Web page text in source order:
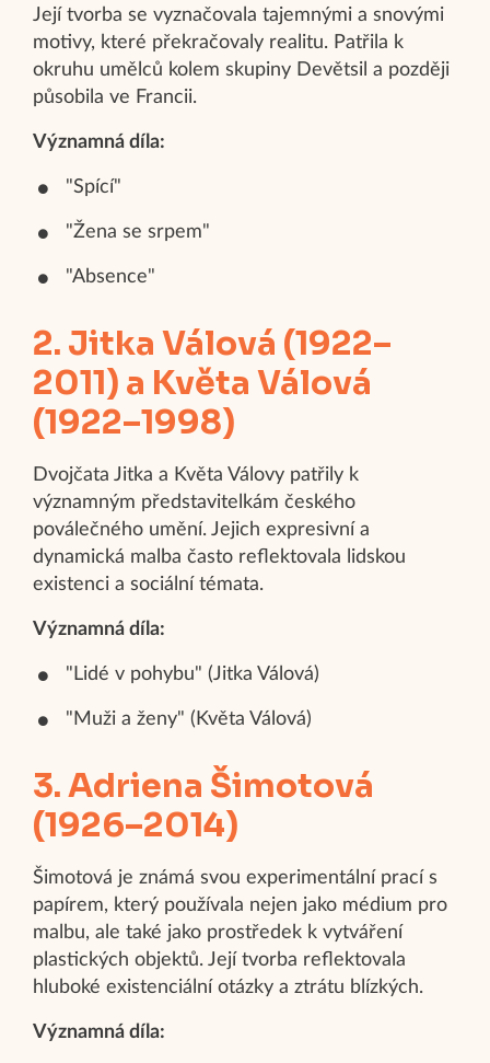
Její tvorba se vyznačovala tajemnými a snovými
motivy, které překračovaly realitu. Patřila k
okruhu umělců kolem skupiny Devětsil a později
působila ve Francii.
Významná díla:
"Spící"
"Žena se srpem"
"Absence"
2. Jitka Válová (1922–
2011) a Květa Válová
(1922–1998)
Dvojčata Jitka a Květa Válovy patřily k
významným představitelkám českého
poválečného umění. Jejich expresivní a
dynamická malba často reflektovala lidskou
existenci a sociální témata.
Významná díla:
"Lidé v pohybu" (Jitka Válová)
"Muži a ženy" (Květa Válová)
3. Adriena Šimotová
(1926–2014)
Šimotová je známá svou experimentální prací s
papírem, který používala nejen jako médium pro
malbu, ale také jako prostředek k vytváření
plastických objektů. Její tvorba reflektovala
hluboké existenciální otázky a ztrátu blízkých.
Významná díla: